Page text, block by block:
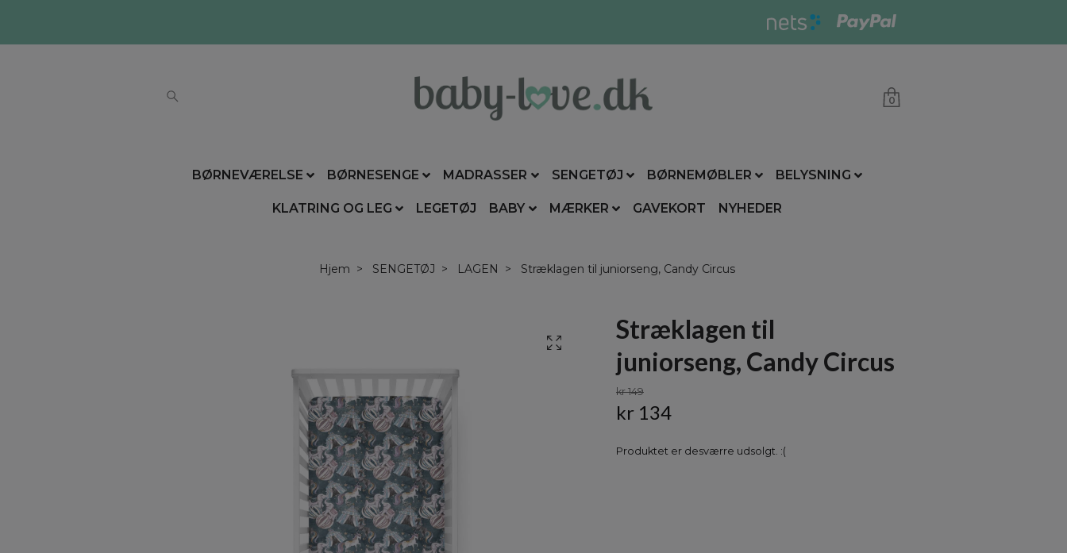
0
BØRNEVÆRELSE BØRNESENGE MADRASSER SENGETØJ BØRNEMØBLER BELYSNING
KLATRING OG LEG LEGETØJ BABY MÆRKER GAVEKORT NYHEDER
Hjem SENGETØJ LAGEN Stræklagen til juniorseng, Candy Circus
Stræklagen til
juniorseng, Candy Circus
kr 149
kr 134
Produktet er desværre udsolgt. :(